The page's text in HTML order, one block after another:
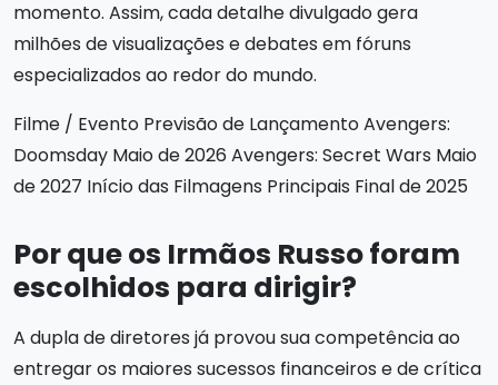
momento. Assim, cada detalhe divulgado gera
milhões de visualizações e debates em fóruns
especializados ao redor do mundo.
Filme / Evento Previsão de Lançamento Avengers:
Doomsday Maio de 2026 Avengers: Secret Wars Maio
de 2027 Início das Filmagens Principais Final de 2025
Por que os Irmãos Russo foram
escolhidos para dirigir?
A dupla de diretores já provou sua competência ao
entregar os maiores sucessos financeiros e de crítica